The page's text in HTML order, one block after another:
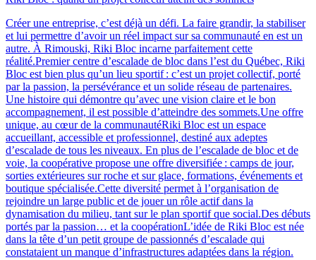
Créer une entreprise, c’est déjà un défi. La faire grandir, la stabiliser
et lui permettre d’avoir un réel impact sur sa communauté en est un
autre. À Rimouski, Riki Bloc incarne parfaitement cette
réalité.Premier centre d’escalade de bloc dans l’est du Québec, Riki
Bloc est bien plus qu’un lieu sportif : c’est un projet collectif, porté
par la passion, la persévérance et un solide réseau de partenaires.
Une histoire qui démontre qu’avec une vision claire et le bon
accompagnement, il est possible d’atteindre des sommets.Une offre
unique, au cœur de la communautéRiki Bloc est un espace
accueillant, accessible et professionnel, destiné aux adeptes
d’escalade de tous les niveaux. En plus de l’escalade de bloc et de
voie, la coopérative propose une offre diversifiée : camps de jour,
sorties extérieures sur roche et sur glace, formations, événements et
boutique spécialisée.Cette diversité permet à l’organisation de
rejoindre un large public et de jouer un rôle actif dans la
dynamisation du milieu, tant sur le plan sportif que social.Des débuts
portés par la passion… et la coopérationL’idée de Riki Bloc est née
dans la tête d’un petit groupe de passionnés d’escalade qui
constataient un manque d’infrastructures adaptées dans la région.